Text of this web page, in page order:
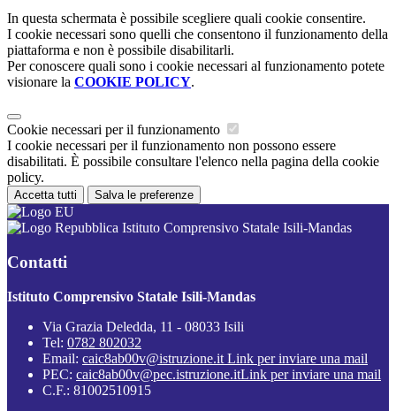
In questa schermata è possibile scegliere quali cookie consentire.
I cookie necessari sono quelli che consentono il funzionamento della
piattaforma e non è possibile disabilitarli.
Per conoscere quali sono i cookie necessari al funzionamento potete
visionare la COOKIE POLICY.
Cookie necessari per il funzionamento
I cookie necessari per il funzionamento non possono essere
disabilitati. È possibile consultare l'elenco nella pagina della cookie
policy.
Accetta tutti Salva le preferenze
Istituto Comprensivo Statale Isili-Mandas
Contatti
Istituto Comprensivo Statale Isili-Mandas
Via Grazia Deledda, 11 - 08033 Isili
Tel: 0782 802032
Email: caic8ab00v@istruzione.it Link per inviare una mail
PEC: caic8ab00v@pec.istruzione.itLink per inviare una mail
C.F.: 81002510915